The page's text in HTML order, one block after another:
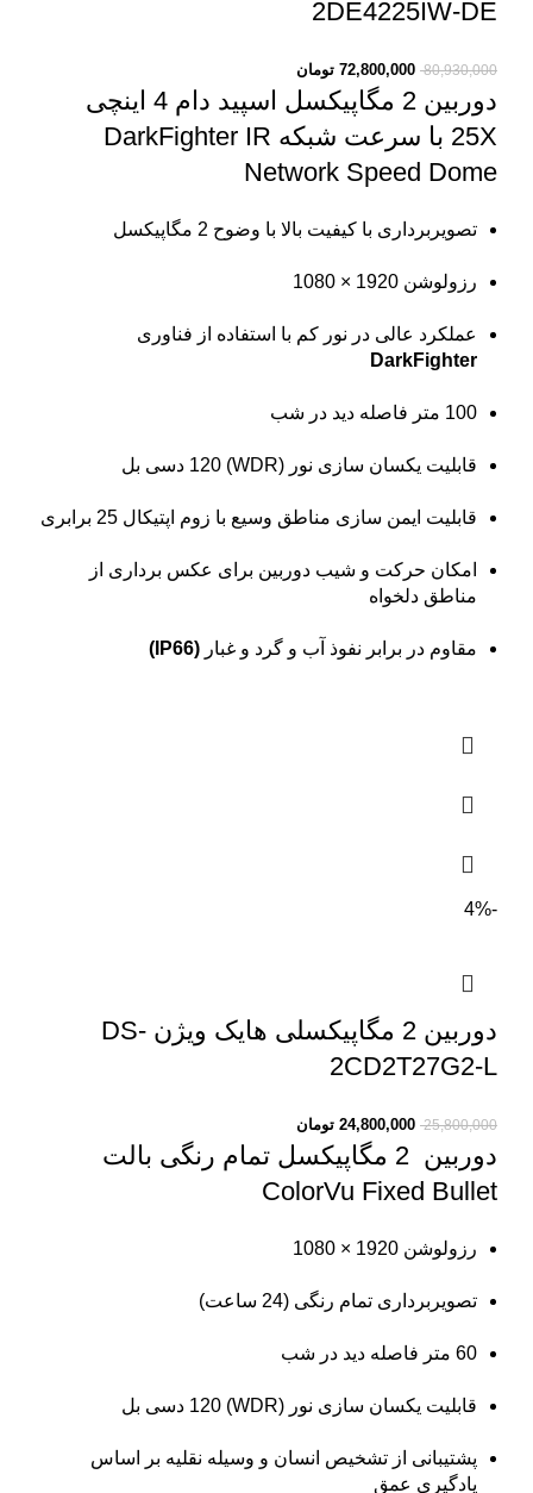
2DE4225IW-DE
80,930,000
72,800,000 تومان
دوربین 2 مگاپیکسل اسپید دام
4 اینچی
25X با سرعت شبکه DarkFighter IR
Network Speed Dome
تصویربرداری با کیفیت بالا با وضوح 2 مگاپیکسل
رزولوشن 1920 × 1080
عملکرد عالی در نور کم با استفاده از فناوری
DarkFighter
100 متر فاصله دید در شب
قابلیت یکسان سازی نور (WDR) 120 دسی بل
قابلیت ایمن سازی مناطق وسیع با زوم اپتیکال 25 برابری
امکان حرکت و شیب دوربین برای عکس برداری از
مناطق دلخواه
مقاوم در برابر نفوذ آب و گرد و غبار (IP66)
-4%
دوربین 2 مگاپیکسلی هایک ویژن DS-
2CD2T27G2-L
25,800,000
24,800,000 تومان
دوربین 2 مگاپیکسل
تمام رنگی بالت
ColorVu Fixed Bullet
رزولوشن 1920 × 1080
تصویربرداری تمام رنگی (24 ساعت)
60 متر فاصله دید در شب
قابلیت یکسان سازی نور (WDR) 120 دسی بل
پشتیبانی از تشخیص انسان و وسیله نقلیه بر اساس
یادگیری عمق